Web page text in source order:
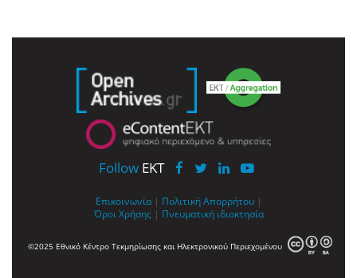
Follow EKT
Επικοινωνία | Πολιτική Απορρήτου |
Όροι Χρήσης | Πνευματική ιδιοκτησία
©2025 Εθνικό Κέντρο Τεκμηρίωσης και Ηλεκτρονικού Περιεχομένου